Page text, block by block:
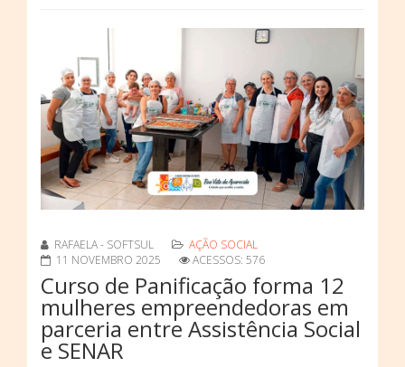
RAFAELA - SOFTSUL
AÇÃO SOCIAL
11 NOVEMBRO 2025
ACESSOS: 576
Curso de Panificação forma 12
mulheres empreendedoras em
parceria entre Assistência Social
e SENAR